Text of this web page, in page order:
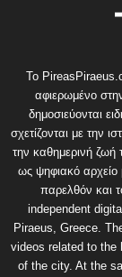
Το
αφιερωμένο
δημοσιεύονται
σχετίζονται με την
την καθημερινή ζωή
ως ψηφιακό αρχείο
παρελθόν και
independent
Piraeus, Greece.
videos related to the
of the city. At the